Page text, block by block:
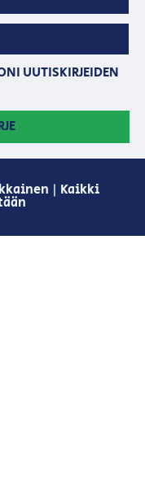
UUTISKIRJEIDEN
| Kaikki